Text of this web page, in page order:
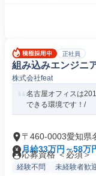
正社員
組み込みエンジニ
株式会社feat
名古屋オフィスは
できる環境です！/
〒460-0003愛知県
月給33万円～58万
応募資格 ＜必須＞
経験不問 未経験者歓